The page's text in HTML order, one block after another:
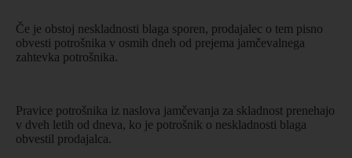
Če je obstoj neskladnosti blaga sporen, prodajalec o tem pisno
obvesti potrošnika v osmih dneh od prejema jamčevalnega
zahtevka potrošnika.
Pravice potrošnika iz naslova jamčevanja za skladnost prenehajo
v dveh letih od dneva, ko je potrošnik o neskladnosti blaga
obvestil prodajalca.